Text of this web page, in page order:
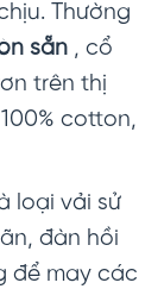
Thường
sẵn, cổ
trên thị
cotton,
loại vải sử
đàn hồi
để may các